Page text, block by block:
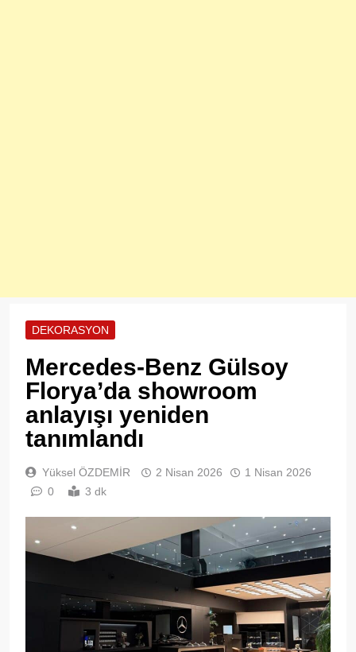
DEKORASYON
Mercedes-Benz Gülsoy
Florya’da showroom
anlayışı yeniden
tanımlandı
Yüksel ÖZDEMİR 2 Nisan 2026
1 Nisan 2026
0
3 dk